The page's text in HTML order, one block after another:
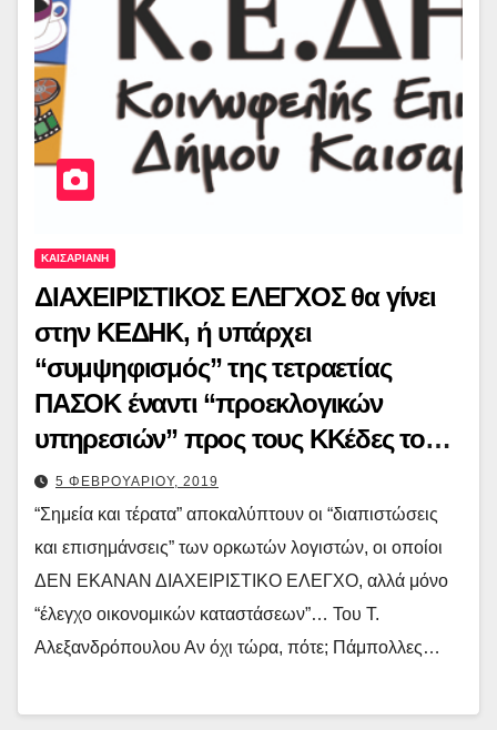
ΚΑΙΣΑΡΙΑΝΗ
ΔΙΑΧΕΙΡΙΣΤΙΚΟΣ ΕΛΕΓΧΟΣ θα γίνει
στην ΚΕΔΗΚ, ή υπάρχει
“συμψηφισμός” της τετραετίας
ΠΑΣΟΚ έναντι “προεκλογικών
υπηρεσιών” προς τους ΚΚέδες το
2014;
5 ΦΕΒΡΟΥΑΡΙΟΥ, 2019
“Σημεία και τέρατα” αποκαλύπτουν οι “διαπιστώσεις
και επισημάνσεις” των ορκωτών λογιστών, οι οποίοι
ΔΕΝ ΕΚΑΝΑΝ ΔΙΑΧΕΙΡΙΣΤΙΚΟ ΕΛΕΓΧΟ, αλλά μόνο
“έλεγχο οικονομικών καταστάσεων”… Του Τ.
Αλεξανδρόπουλου Αν όχι τώρα, πότε; Πάμπολλες…